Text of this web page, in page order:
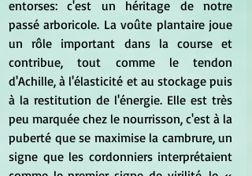
entorses: c'est un héritage de notre
passé arboricole. La voûte plantaire joue
un rôle important dans la course et
contribue, tout comme le tendon
d'Achille, à l'élasticité et au stockage puis
à la restitution de l'énergie. Elle est très
peu marquée chez le nourrisson, c'est à la
puberté que se maximise la cambrure, un
signe que les cordonniers interprétaient